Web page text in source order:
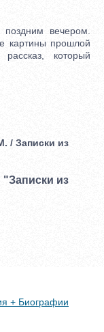
вечером.
картины прошлой
который
/ Записки из
из
+ Биографии